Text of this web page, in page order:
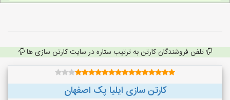
تلفن فروشندگان کارتن به ترتیب ستاره در سایت کارتن سازی ها
کارتن سازی ایلیا پک اصفهان